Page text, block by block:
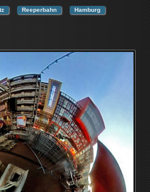
Reeperbahn
Hamburg